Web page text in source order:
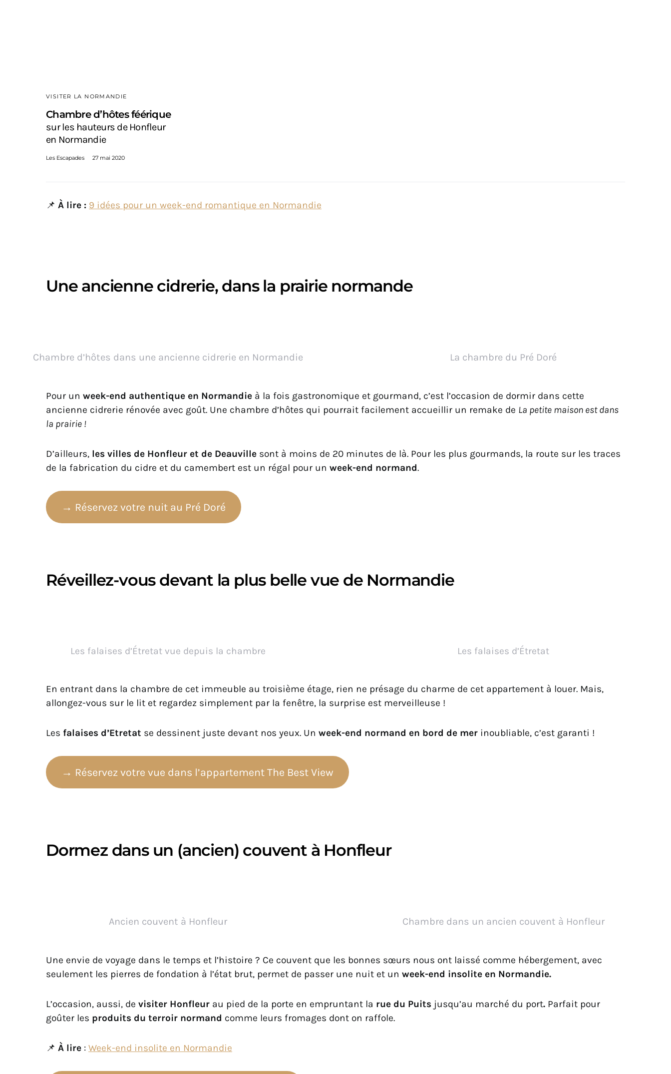
VISITER LA NORMANDIE
Chambre d’hôtes féérique
sur les hauteurs de Honfleur
en Normandie
Les Escapades 27 mai 2020
📌 À lire : 9 idées pour un week-end romantique en Normandie
Une ancienne cidrerie, dans la prairie normande
Chambre d’hôtes dans une ancienne cidrerie en Normandie La chambre du Pré Doré
Pour un week-end authentique en Normandie à la fois gastronomique et gourmand, c’est l’occasion de dormir dans cette
ancienne cidrerie rénovée avec goût. Une chambre d’hôtes qui pourrait facilement accueillir un remake de La petite maison est dans
la prairie !
D’ailleurs, les villes de Honfleur et de Deauville sont à moins de 20 minutes de là. Pour les plus gourmands, la route sur les traces
de la fabrication du cidre et du camembert est un régal pour un week-end normand.
→ Réservez votre nuit au Pré Doré
Réveillez-vous devant la plus belle vue de Normandie
Les falaises d’Étretat vue depuis la chambre Les falaises d’Étretat
En entrant dans la chambre de cet immeuble au troisième étage, rien ne présage du charme de cet appartement à louer. Mais,
allongez-vous sur le lit et regardez simplement par la fenêtre, la surprise est merveilleuse !
Les falaises d’Etretat se dessinent juste devant nos yeux. Un week-end normand en bord de mer inoubliable, c’est garanti !
→ Réservez votre vue dans l’appartement The Best View
Dormez dans un (ancien) couvent à Honfleur
Ancien couvent à Honfleur Chambre dans un ancien couvent à Honfleur
Une envie de voyage dans le temps et l’histoire ? Ce couvent que les bonnes sœurs nous ont laissé comme hébergement, avec
seulement les pierres de fondation à l’état brut, permet de passer une nuit et un week-end insolite en Normandie.
L’occasion, aussi, de visiter Honfleur au pied de la porte en empruntant la rue du Puits jusqu’au marché du port. Parfait pour
goûter les produits du terroir normand comme leurs fromages dont on raffole.
📌 À lire : Week-end insolite en Normandie